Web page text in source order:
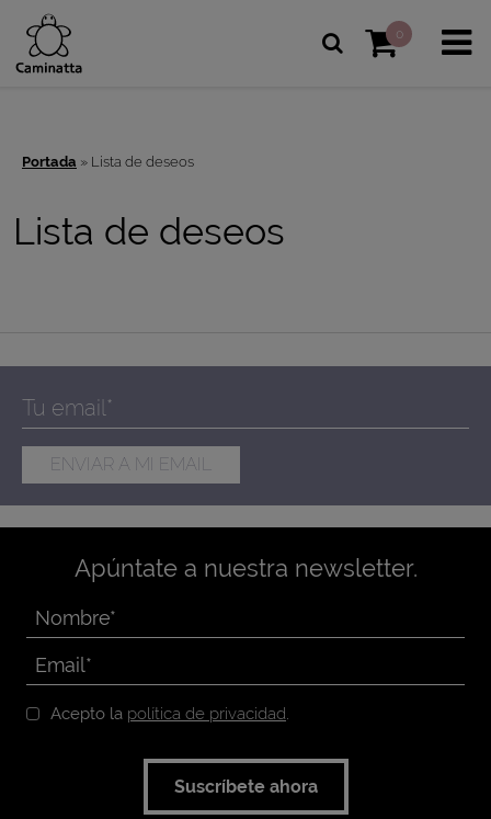
0
Portada » Lista de deseos
Lista de deseos
Apúntate a nuestra newsletter.
Acepto la política de privacidad.
Suscríbete ahora